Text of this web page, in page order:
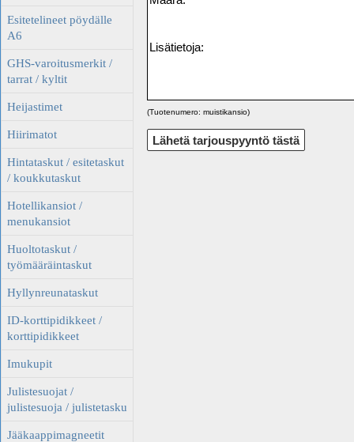
Esitetelineet pöydälle
A6
GHS-varoitusmerkit /
tarrat / kyltit
Heijastimet
Hiirimatot
Hintataskut / esitetaskut
/ koukkutaskut
Hotellikansiot /
menukansiot
Huoltotaskut /
työmääräintaskut
Hyllynreunataskut
ID-korttipidikkeet /
korttipidikkeet
Imukupit
Julistesuojat /
julistesuoja / julistetasku
Jääkaappimagneetit
(Tuotenumero: muistikansio)